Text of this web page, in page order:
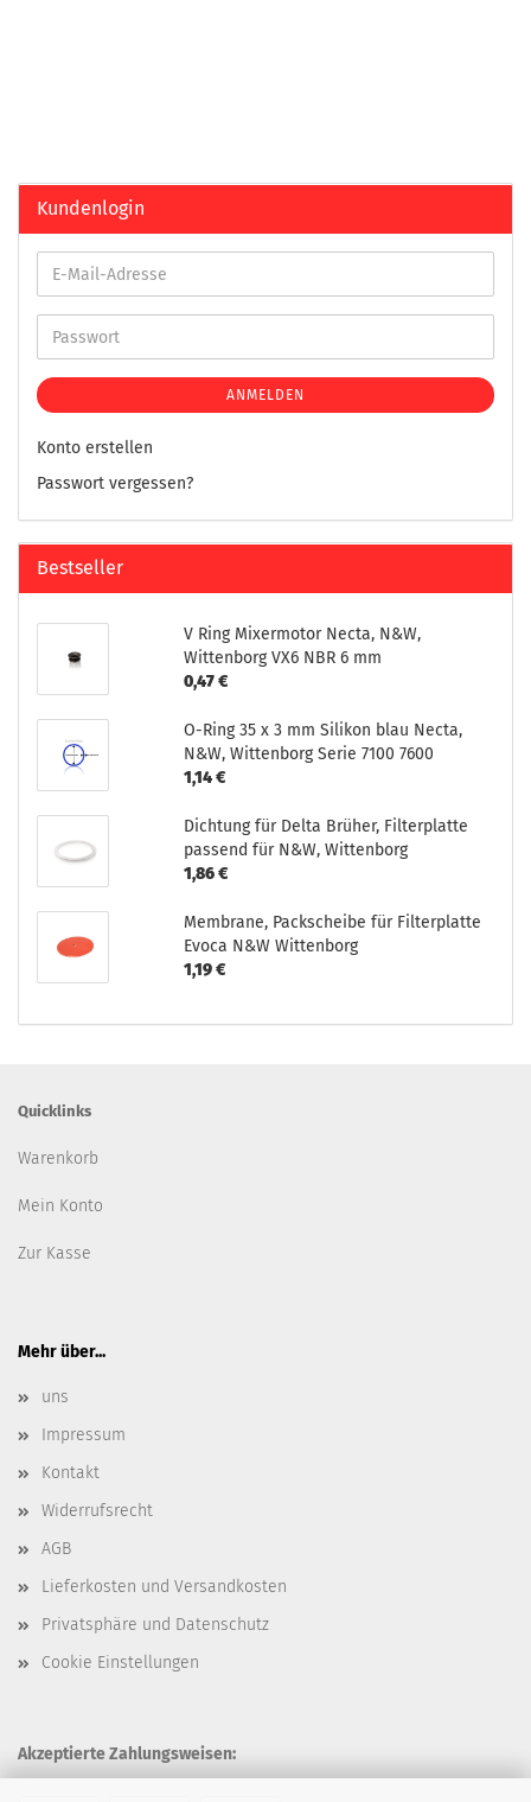
Kundenlogin
ANMELDEN
Konto erstellen
Passwort vergessen?
Bestseller
V Ring Mixermotor Necta, N&W,
Wittenborg VX6 NBR 6 mm
0,47 €
O-Ring 35 x 3 mm Silikon blau Necta,
N&W, Wittenborg Serie 7100 7600
1,14 €
Dichtung für Delta Brüher, Filterplatte
passend für N&W, Wittenborg
1,86 €
Membrane, Packscheibe für Filterplatte
Evoca N&W Wittenborg
1,19 €
Quicklinks
Warenkorb
Mein Konto
Zur Kasse
Mehr über...
uns
Impressum
Kontakt
Widerrufsrecht
AGB
Lieferkosten und Versandkosten
Privatsphäre und Datenschutz
Cookie Einstellungen
Akzeptierte Zahlungsweisen: